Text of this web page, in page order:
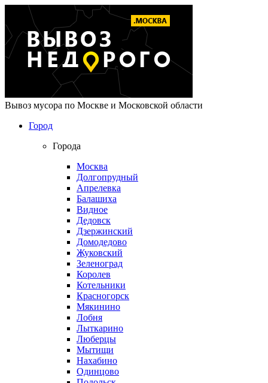
Вывоз мусора по Москве и Московской области
Город
Города
Москва
Долгопрудный
Апрелевка
Балашиха
Видное
Дедовск
Дзержинский
Домодедово
Жуковский
Зеленоград
Королев
Котельники
Красногорск
Мякинино
Лобня
Лыткарино
Люберцы
Мытищи
Нахабино
Одинцово